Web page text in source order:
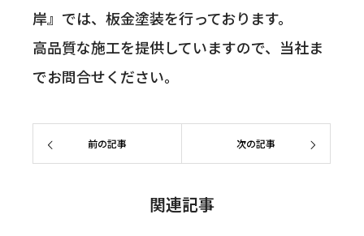
岸』では、板金塗装を行っております。
高品質な施工を提供していますので、当社ま
でお問合せください。
前の記事 次の記事
関連記事